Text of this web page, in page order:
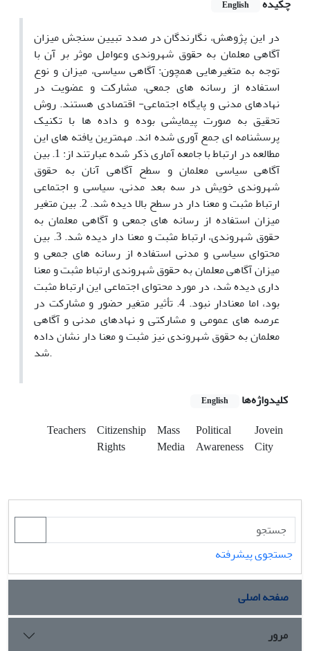
English
در این پژوهش، نگارندگان در صدد تبیین سنجش میزان
آگاهی معلمان به حقوق شهروندی وعوامل موثر بر آن با
توجه به متغیرهایی همچون: آگاهی سیاسی، میزان و نوع
استفاده از رسانه های جمعی، مشارکت و عضویت در
نهادهای مدنی و پایگاه اجتماعی- اقتصادی هستند. روش
تحقیق به صورت پیمایشی بوده و داده ها با تکنیک
پرسشنامه ای جمع آوری شده اند. مهمترین یافته های این
مطالعه در ارتباط با جامعه آماری ذکر شده عبارتند از: 1. بین
آگاهی سیاسی معلمان و سطح آگاهی آنان به حقوق
شهروندی خویش در سه بعد مدنی، سیاسی و اجتماعی
ارتباط مثبت و معنا دار در سطح بالا دیده شد. 2. بین متغیر
میزان استفاده از رسانه های جمعی و آگاهی معلمان به
حقوق شهروندی، ارتباط مثبت و معنا دار دیده شد. 3. بین
محتوای سیاسی و مدنی استفاده از رسانه های جمعی و
میزان آگاهی معلمان به حقوق شهروندی ارتباط مثبت و معنا
داری دیده شد، در مورد محتوای اجتماعی این ارتباط مثبت
بود، اما معنادار نبود. 4. تأثیر متغیر حضور و مشارکت در
عرصه های عمومی و مشارکتی و نهادهای مدنی و آگاهی
معلمان به حقوق شهروندی نیز مثبت و معنا دار نشان داده
شد.
کلیدواژه‌ها English
Teachers Citizenship
Rights
Mass
Media
Political
Awareness
Jovein
City
جستجوی پیشرفته
صفحه اصلی
مرور